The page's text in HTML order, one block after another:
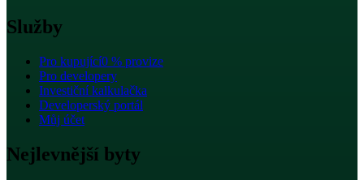
Služby
Pro kupující0 % provize
Pro developery
Investiční kalkulačka
Developerský portál
Můj účet
Nejlevnější byty